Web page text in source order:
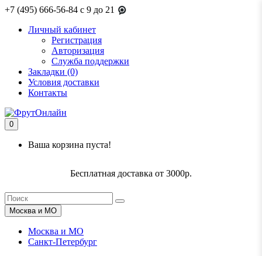
+7 (495) 666-56-84 c 9 до 21
Личный кабинет
Регистрация
Авторизация
Служба поддержки
Закладки (0)
Условия доставки
Контакты
0
Ваша корзина пуста!
Бесплатная доставка от 3000р.
Москва и МО
Москва и МО
Санкт-Петербург